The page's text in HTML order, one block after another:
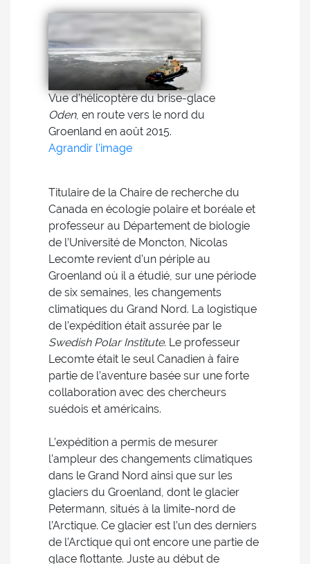
Vue d’hélicoptère du brise-glace
Oden, en route vers le nord du
Groenland en août 2015.
Agrandir l'image
Titulaire de la Chaire de recherche du
Canada en écologie polaire et boréale et
professeur au Département de biologie
de l’Université de Moncton, Nicolas
Lecomte revient d’un périple au
Groenland où il a étudié, sur une période
de six semaines, les changements
climatiques du Grand Nord. La logistique
de l’expédition était assurée par le
Swedish Polar Institute. Le professeur
Lecomte était le seul Canadien à faire
partie de l’aventure basée sur une forte
collaboration avec des chercheurs
suédois et américains.
L’expédition a permis de mesurer
l’ampleur des changements climatiques
dans le Grand Nord ainsi que sur les
glaciers du Groenland, dont le glacier
Petermann, situés à la limite-nord de
l’Arctique. Ce glacier est l’un des derniers
de l’Arctique qui ont encore une partie de
glace flottante. Juste au début de